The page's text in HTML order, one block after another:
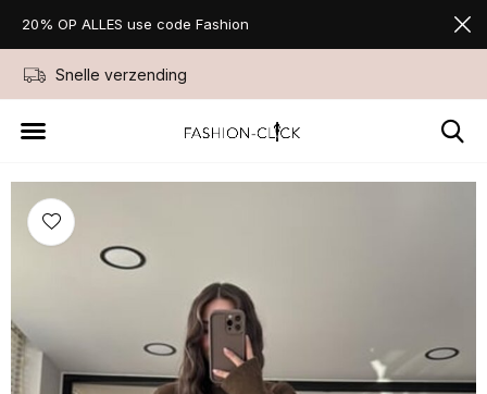
Snelle verzending
20% OP ALLES use code Fashion